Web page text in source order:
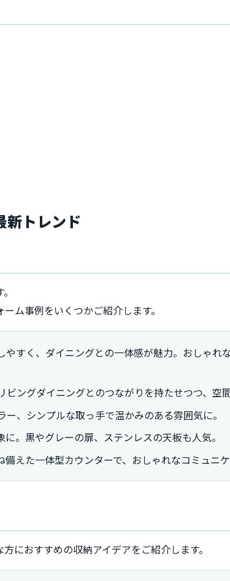
新トレンド
ム事例をいくつかご紹介します。
やすく、ダイニングとの一体感が魅力。おしゃれ
ビングダイニングとのつながりを持たせつつ、空
ー、シンプルな取っ手で温かみのある雰囲気に。
に。黒やグレーの扉、ステンレスの天板も人気。
備えた一体型カウンターで、おしゃれなコミュニ
におすすめの収納アイデアをご紹介します。